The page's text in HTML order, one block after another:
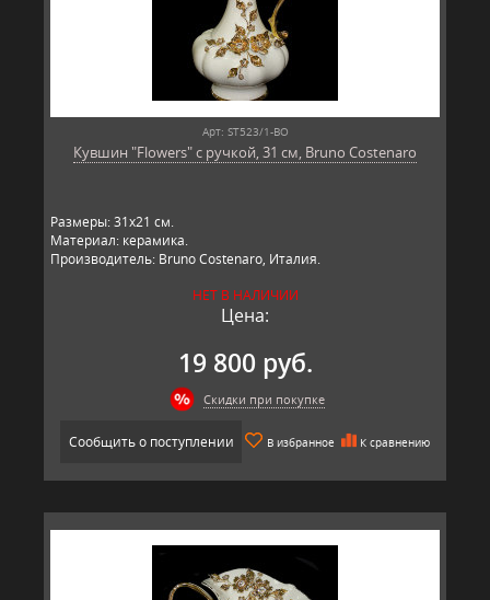
Арт: ST523/1-BO
Кувшин "Flowers" с ручкой, 31 см, Bruno Costenaro
Размеры: 31х21 см.
Материал: керамика.
Производитель: Bruno Costenaro, Италия.
НЕТ В НАЛИЧИИ
Цена:
19 800 руб.
Скидки при покупке
Сообщить о поступлении В избранное К сравнению